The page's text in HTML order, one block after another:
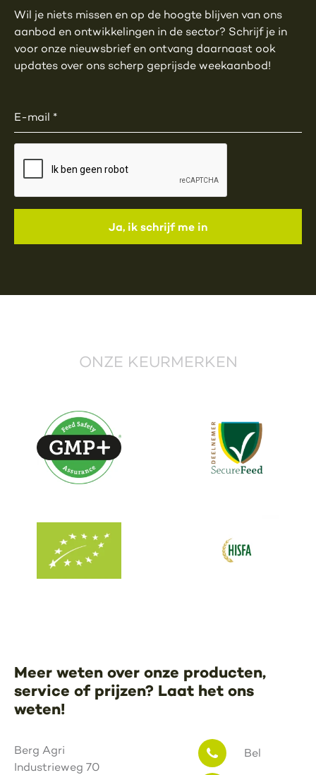
Wil je niets missen en op de hoogte blijven van ons
aanbod en ontwikkelingen in de sector? Schrijf je in
voor onze nieuwsbrief en ontvang daarnaast ook
updates over ons scherp geprijsde weekaanbod!
ONZE KEURMERKEN
Meer weten over onze producten,
service of prijzen? Laat het ons
weten!
Berg Agri
Industrieweg 70
Bel